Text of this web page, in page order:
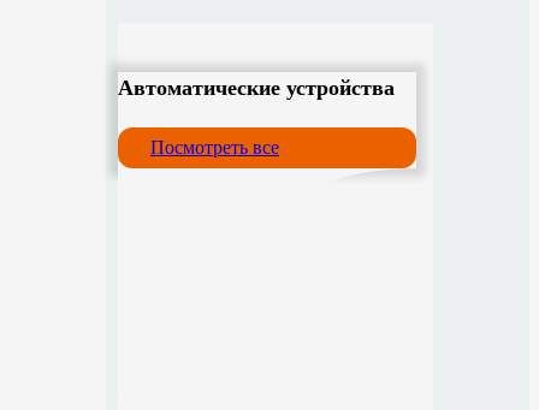
Автоматические устройства
Посмотреть все